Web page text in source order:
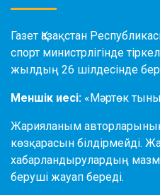
Газет Қазақстан
спорт министрлігінде
жылдың 26 шілдесінде
Меншік иесі: «Мәртөк
Жарияланым авторларының
көзқарасын білдірмейді.
хабарландырулардың
беруші жауап береді.